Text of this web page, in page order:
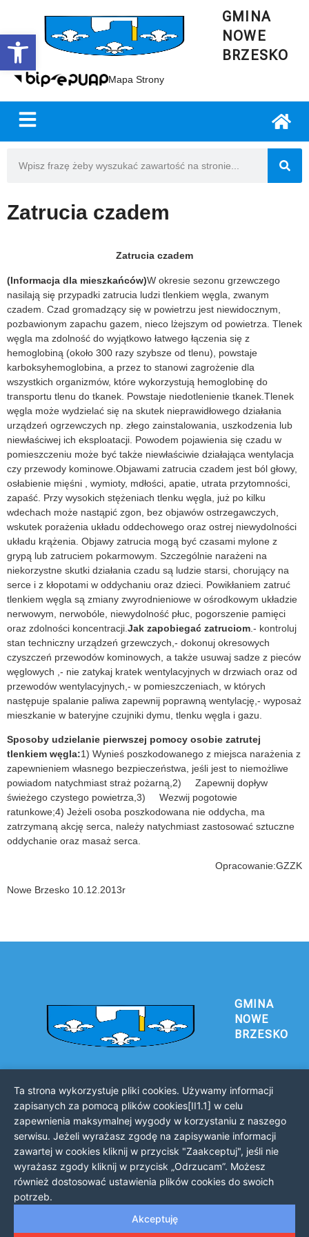
Open toolbar
GMINA
NOWE
BRZESKO
Mapa Strony
Zatrucia czadem
Zatrucia czadem
(Informacja dla mieszkańców)W okresie sezonu grzewczego
nasilają się przypadki zatrucia ludzi tlenkiem węgla, zwanym
czadem. Czad gromadzący się w powietrzu jest niewidocznym,
pozbawionym zapachu gazem, nieco lżejszym od powietrza. Tlenek
węgla ma zdolność do wyjątkowo łatwego łączenia się z
hemoglobiną (około 300 razy szybsze od tlenu), powstaje
karboksyhemoglobina, a przez to stanowi zagrożenie dla
wszystkich organizmów, które wykorzystują hemoglobinę do
transportu tlenu do tkanek. Powstaje niedotlenienie tkanek.Tlenek
węgla może wydzielać się na skutek nieprawidłowego działania
urządzeń ogrzewczych np. złego zainstalowania, uszkodzenia lub
niewłaściwej ich eksploatacji. Powodem pojawienia się czadu w
pomieszczeniu może być także niewłaściwie działająca wentylacja
czy przewody kominowe.Objawami zatrucia czadem jest ból głowy,
osłabienie mięśni , wymioty, mdłości, apatie, utrata przytomności,
zapaść. Przy wysokich stężeniach tlenku węgla, już po kilku
wdechach może nastąpić zgon, bez objawów ostrzegawczych,
wskutek porażenia układu oddechowego oraz ostrej niewydolności
układu krążenia. Objawy zatrucia mogą być czasami mylone z
grypą lub zatruciem pokarmowym. Szczególnie narażeni na
niekorzystne skutki działania czadu są ludzie starsi, chorujący na
serce i z kłopotami w oddychaniu oraz dzieci. Powikłaniem zatruć
tlenkiem węgla są zmiany zwyrodnieniowe w ośrodkowym układzie
nerwowym, nerwobóle, niewydolność płuc, pogorszenie pamięci
oraz zdolności koncentracji. Jak zapobiegać zatruciom .- kontroluj
stan techniczny urządzeń grzewczych,- dokonuj okresowych
czyszczeń przewodów kominowych, a także usuwaj sadze z pieców
węglowych ,- nie zatykaj kratek wentylacyjnych w drzwiach oraz od
przewodów wentylacyjnych,- w pomieszczeniach, w których
następuje spalanie paliwa zapewnij poprawną wentylację,- wyposaż
mieszkanie w bateryjne czujniki dymu, tlenku węgla i gazu.
Sposoby udzielanie pierwszej pomocy osobie zatrutej
tlenkiem węgla:1) Wynieś poszkodowanego z miejsca narażenia z
zapewnieniem własnego bezpieczeństwa, jeśli jest to niemożliwe
powiadom natychmiast straż pożarną,2) Zapewnij dopływ
świeżego czystego powietrza,3) Wezwij pogotowie
ratunkowe;4) Jeżeli osoba poszkodowana nie oddycha, ma
zatrzymaną akcję serca, należy natychmiast zastosować sztuczne
oddychanie oraz masaż serca.
Opracowanie:GZZK
Nowe Brzesko 10.12.2013r
GMINA
NOWE
BRZESKO
Urząd Gminy i Miasta Nowe Brzesko
32-120 Nowe Brzesko
ul. Krakowska 44
KONTAKT Z URZĘDEM
Telefon: 12 385 20 94
Email: sekretariat@nowe-brzesko.pl
Ta strona wykorzystuje pliki cookies. Używamy informacji
zapisanych za pomocą plików cookies[II1.1] w celu
zapewnienia maksymalnej wygody w korzystaniu z naszego
serwisu. Jeżeli wyrażasz zgodę na zapisywanie informacji
zawartej w cookies kliknij w przycisk "Zaakceptuj", jeśli nie
wyrażasz zgody kliknij w przycisk „Odrzucam”. Możesz
również dostosować ustawienia plików cookies do swoich
potrzeb.
Akceptuję